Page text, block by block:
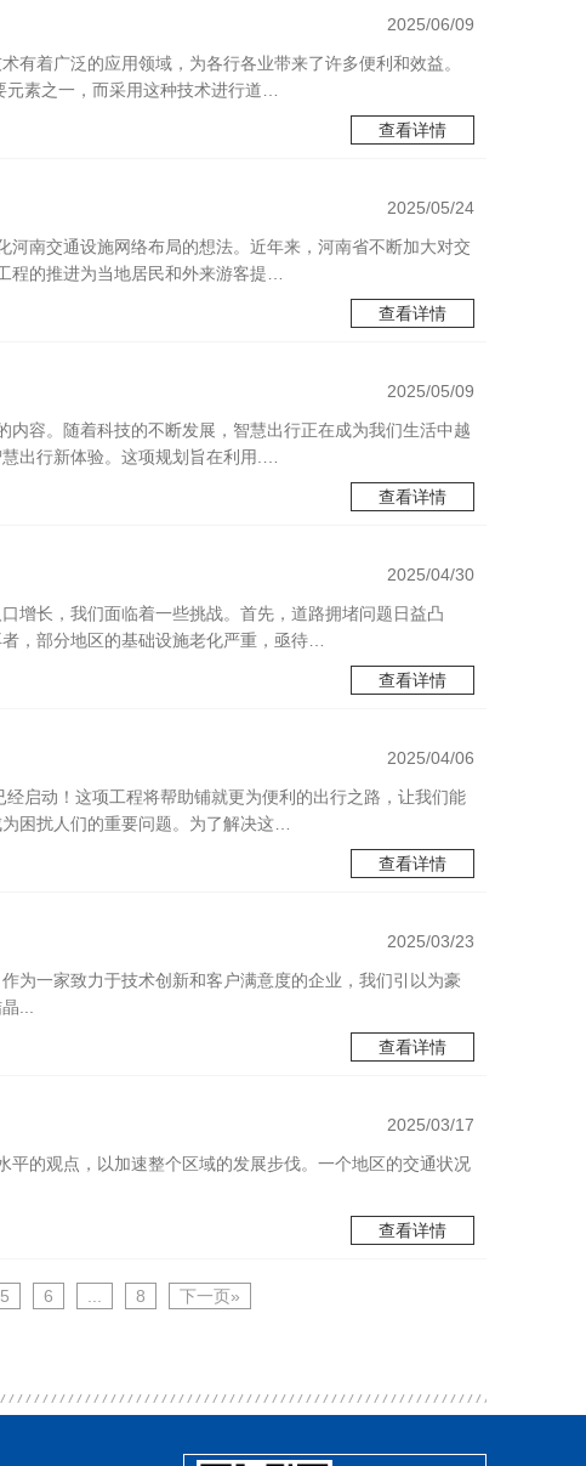
2025/06/09
有着广泛的应用领域，为各行各业带来了许多便利和效益。
素之一，而采用这种技术进行道…
查看详情
2025/05/24
南交通设施网络布局的想法。近年来，河南省不断加大对交
程的推进为当地居民和外来游客提…
查看详情
2025/05/09
容。随着科技的不断发展，智慧出行正在成为我们生活中越
出行新体验。这项规划旨在利用.…
查看详情
2025/04/30
增长，我们面临着一些挑战。首先，道路拥堵问题日益凸
，部分地区的基础设施老化严重，亟待…
查看详情
2025/04/06
启动！这项工程将帮助铺就更为便利的出行之路，让我们能
困扰人们的重要问题。为了解决这…
查看详情
2025/03/23
为一家致力于技术创新和客户满意度的企业，我们引以为豪
...
查看详情
2025/03/17
的观点，以加速整个区域的发展步伐。一个地区的交通状况
查看详情
5 6 8 下一页»